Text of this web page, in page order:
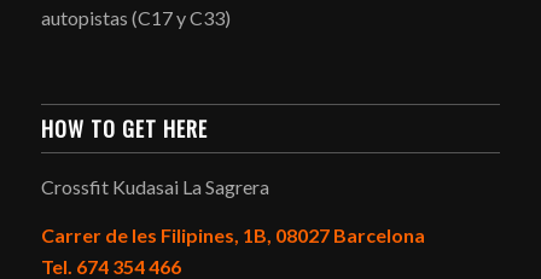
autopistas (C17 y C33)
HOW TO GET HERE
Crossfit Kudasai La Sagrera
Carrer de les Filipines, 1B, 08027 Barcelona
Tel. 674 354 466